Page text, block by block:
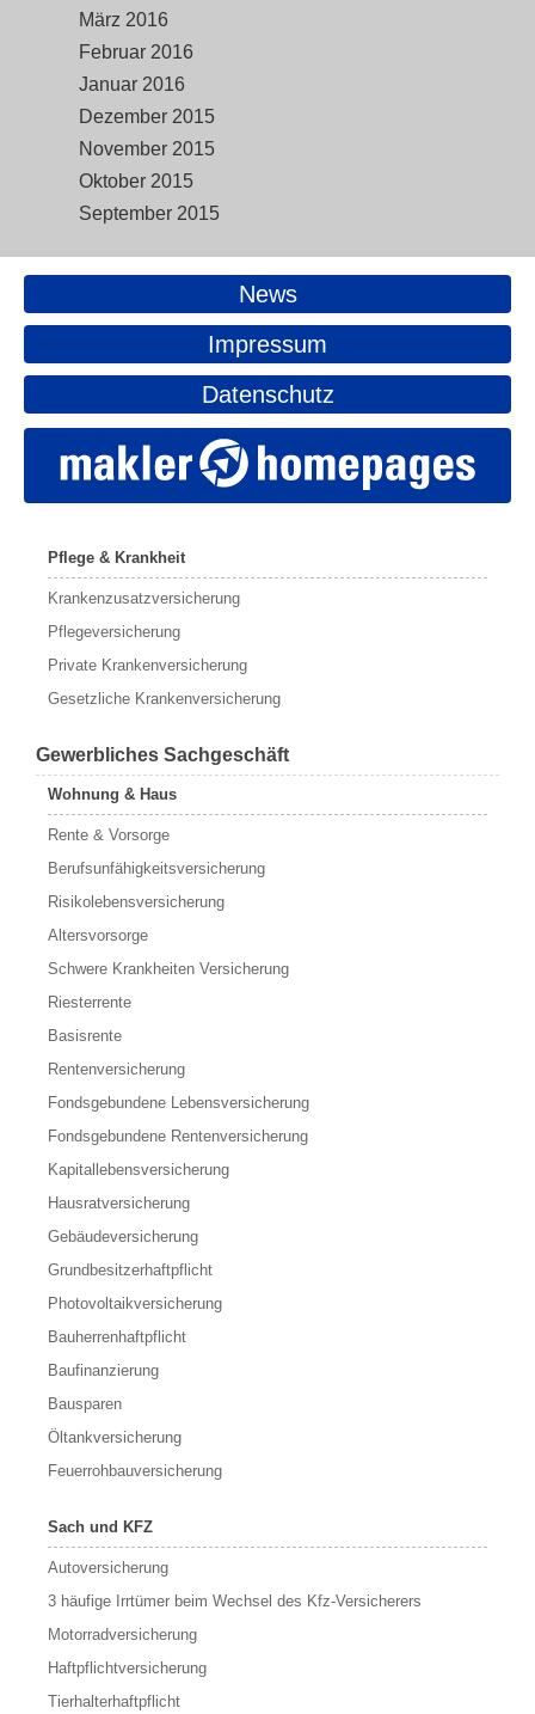
März 2016
Februar 2016
Januar 2016
Dezember 2015
November 2015
Oktober 2015
September 2015
News
Impressum
Datenschutz
Pflege & Krankheit
Krankenzusatzversicherung
Pflegeversicherung
Private Krankenversicherung
Gesetzliche Krankenversicherung
Gewerbliches Sachgeschäft
Wohnung & Haus
Rente & Vorsorge
Berufs­unfähigkeitsversicherung
Risikolebensversicherung
Altersvorsorge
Schwere Krankheiten Versicherung
Riesterrente
Basisrente
Rentenversicherung
Fondsgebundene Lebensversicherung
Fondsgebundene Rentenversicherung
Kapitallebensversicherung
Hausratversicherung
Gebäudeversicherung
Grundbesitzerhaftpflicht
Photovoltaikversicherung
Bauherrenhaftpflicht
Baufinanzierung
Bausparen
Öltankversicherung
Feuerrohbauversicherung
Sach und KFZ
Autoversicherung
3 häufige Irrtümer beim Wechsel des Kfz-Versicherers
Motorradversicherung
Haftpflichtversicherung
Tierhalterhaftpflicht